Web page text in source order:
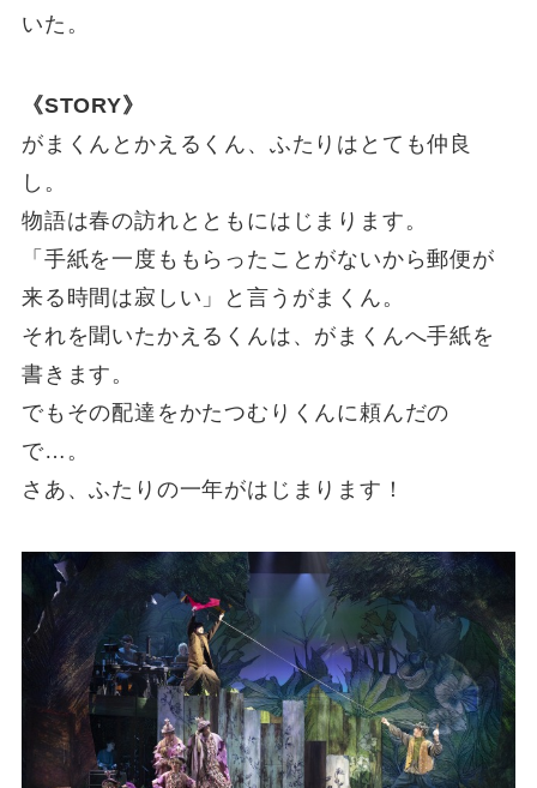
いた。
《STORY》
がまくんとかえるくん、ふたりはとても仲良
し。
物語は春の訪れとともにはじまります。
「手紙を一度ももらったことがないから郵便が
来る時間は寂しい」と言うがまくん。
それを聞いたかえるくんは、がまくんへ手紙を
書きます。
でもその配達をかたつむりくんに頼んだの
で…。
さあ、ふたりの一年がはじまります！